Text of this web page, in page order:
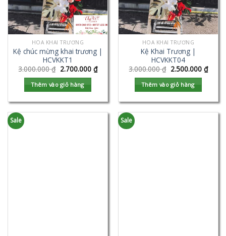
HOA KHAI TRƯƠNG
Kệ chúc mừng khai trương |
HCVKKT1
3.000.000₫ 2.700.000 ₫
Thêm vào giỏ hàng
HOA KHAI TRƯƠNG
Kệ Khai Trương |
HCVKKT04
3.000.000₫ 2.500.000 ₫
Thêm vào giỏ hàng
Sale Sale